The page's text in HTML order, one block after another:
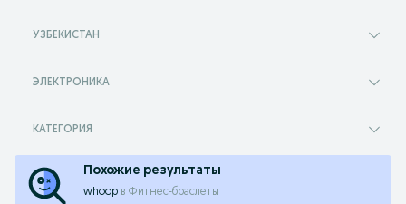
УЗБЕКИСТАН
ЭЛЕКТРОНИКА
КАТЕГОРИЯ
Похожие результаты
whoop в Фитнес-браслеты